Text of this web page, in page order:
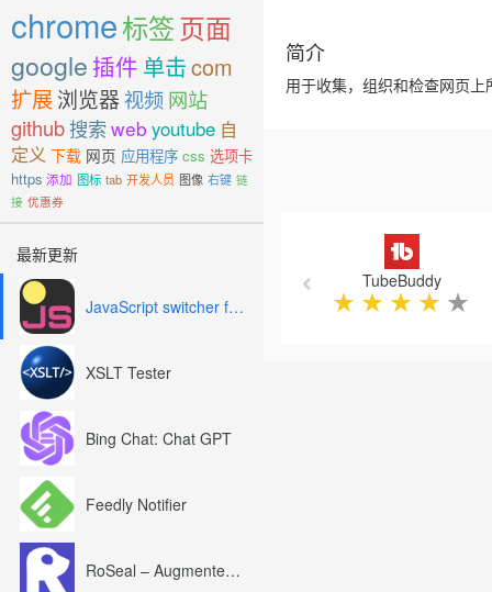
chrome标签页面
google 插件 单击com
扩展浏览器 视频网站
github搜索web youtube 自
定义 下载 网页 应用程序 css 选项卡
https 添加 图标 tab 开发人员 图像 右键 链
接 优惠券
最新更新
JavaScript switcher for SEO and development
XSLT Tester
Bing Chat: Chat GPT
Feedly Notifier
RoSeal – Augmented Roblox Experience
简介
用于收集，组织和检查网页
TubeBuddy
★ ★ ★ ★